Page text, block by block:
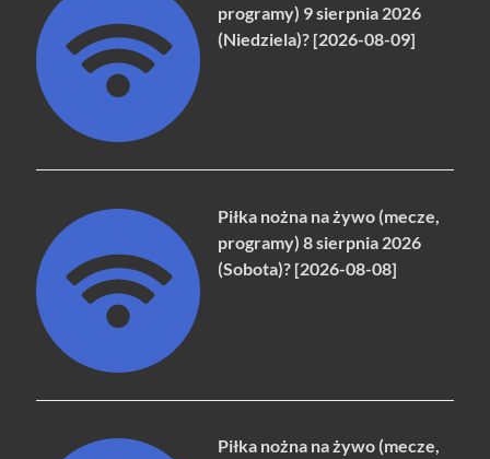
programy) 9 sierpnia 2026
(Niedziela)? [2026-08-09]
Piłka nożna na żywo (mecze,
programy) 8 sierpnia 2026
(Sobota)? [2026-08-08]
Piłka nożna na żywo (mecze,